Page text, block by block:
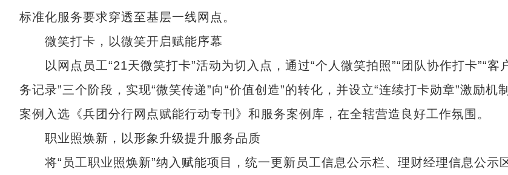
标准化服务要求穿透至基层一线网点。
微笑打卡，以微笑开启赋能序幕
以网点员工“21天微笑打卡”活动为切入点，通过“个人微笑拍照”“团队协作打卡”“客
务记录”三个阶段，实现“微笑传递”向“价值创造”的转化，并设立“连续打卡勋章”激励机
案例入选《兵团分行网点赋能行动专刊》和服务案例库，在全辖营造良好工作氛围。
职业照焕新，以形象升级提升服务品质
将“员工职业照焕新”纳入赋能项目，统一更新员工信息公示栏、理财经理信息公示